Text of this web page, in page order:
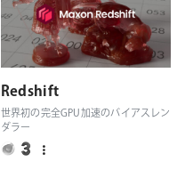
Redshift
世界初の完全GPU加速のバイアスレン
ダラー